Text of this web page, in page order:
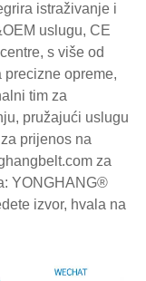
istraživanje i
uslugu, CE
s više od
precizne opreme,
tim za
pružajući uslugu
prijenos na
za
YONGHANG®
izvor, hvala na